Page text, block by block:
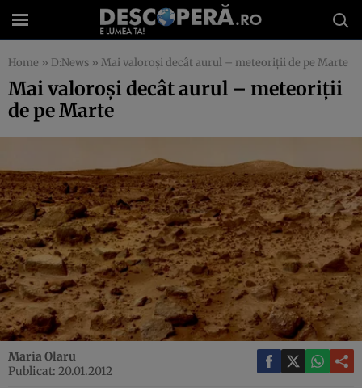
Home » D:News » Mai valoroşi decât aurul – meteoriţii de pe Marte
Mai valoroşi decât aurul – meteoriţii
de pe Marte
Maria Olaru
Publicat: 20.01.2012